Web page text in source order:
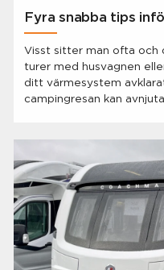
Fyra snabba tips
Visst sitter man ofta och
turer med husvagnen
ditt värmesystem
campingresan kan